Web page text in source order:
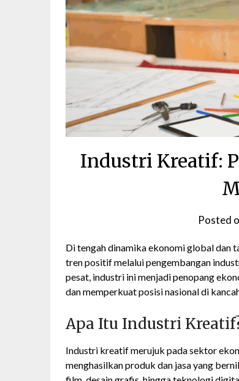
Industri Kreatif:
Posted
Di tengah dinamika ekonomi global dan
tren positif melalui pengembangan
pesat, industri ini menjadi penopang
dan memperkuat posisi nasional di
Apa Itu Industri
Industri kreatif merujuk pada sektor
menghasilkan produk dan jasa yang